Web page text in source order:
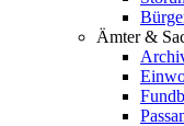
Ämter &